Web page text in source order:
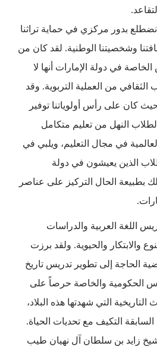
بدور مركزي في حماية تراثنا
وشخصيتنا الوطنية. لقد كان من
في دولة الإمارات أنها لا
الثقافي من العملية التربوية. وقد
كان على رأس أولوياتنا توفير
النهل من تعليم متكامل
في مجال التعليم، ويلبي في
الذين يعيشون في دولة
بطبيعة الحال التركيز على عناصر
اللغة العربية والدراسات
والابتكار والحيوية. ولقد برزت
الحاجة إلى تطوير تدريس تاريخ
الحكومية والخاصة حرصاً على
التاريخية التي شهدتها هذه البلاد،
التكيف مع تحديات الحياة.
زايد بن سلطان آل نهيان طيب